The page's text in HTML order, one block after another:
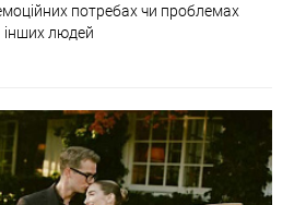
потребах чи проблемах
інших людей